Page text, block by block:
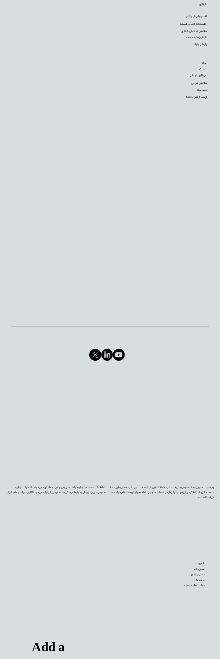
Add a
وب‌سایت «دیجی‌پزشک» موفق به دریافت نشان PIF TICK بریتانیا شده است. این نشان معتبر به این معناست که اطلاعات سلامت ما بر پایه شواهد علمی به‌روز و قابل اعتماد تهیه می‌شوند، با مشارکت و تأیید
متخصصان و با در نظر گرفتن نیازهای بیماران طراحی شده‌اند. همچنین، تمام محتوا با توجه به سطح سواد سلامت، دسترس‌پذیری دیجیتال و شرایط فرهنگی جامعه فارسی‌زبان تولید می‌شود تا کاربران بتوانند با اطمینان از
آن استفاده کنند.
بازخورد
تماس با ما
دسترس‌پذیری
درباره ما
سیاست‌های استفاده
نوزاد
شیردهی
غربالگری نوزادان
سلامتی نوزادان
رشد نوزاد
از شیر گرفتن و تغذیه
بارداری
اقدام برای باردار شدن
فهمیده‌اید که باردار هستید
سلامتی در دوران بارداری
بارداری هفته به هفته
زایمان و تولد